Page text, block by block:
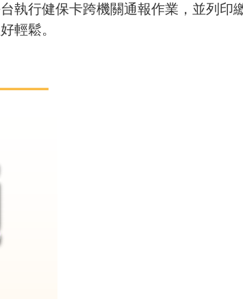
執行健保卡跨機關通報作業，並列印
輕鬆。